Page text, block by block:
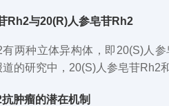
Rh2与20(R)人参皂苷Rh2
有两种立体异构体，即20(S)人
的研究中，20(S)人参皂苷Rh2
肿瘤的潜在机制